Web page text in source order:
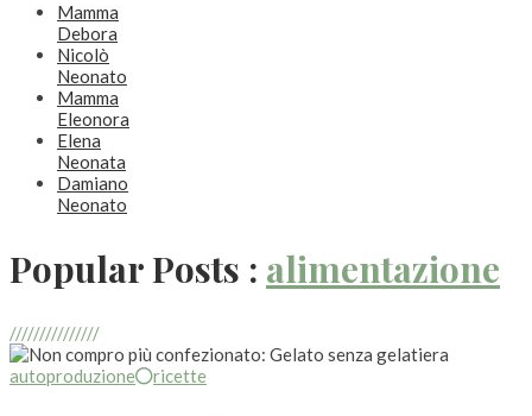
Mamma
Debora
Nicolò
Neonato
Mamma
Eleonora
Elena
Neonata
Damiano
Neonato
Popular Posts : alimentazione
///////////////
autoproduzione
ricette